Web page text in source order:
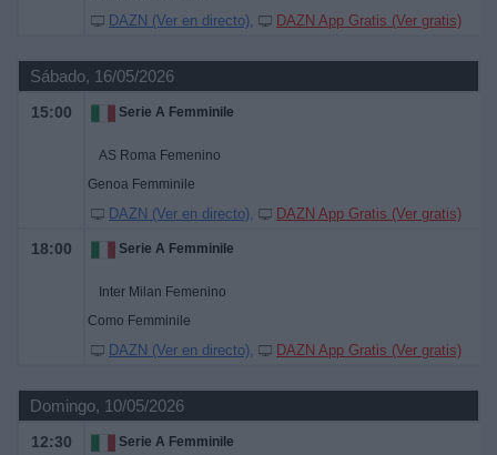
DAZN (Ver en directo) DAZN App Gratis (Ver gratis)
Sábado, 16/05/2026
15:00 Serie A Femminile
AS Roma Femenino
Genoa Femminile
DAZN (Ver en directo) DAZN App Gratis (Ver gratis)
18:00 Serie A Femminile
Inter Milan Femenino
Como Femminile
DAZN (Ver en directo) DAZN App Gratis (Ver gratis)
Domingo, 10/05/2026
12:30 Serie A Femminile